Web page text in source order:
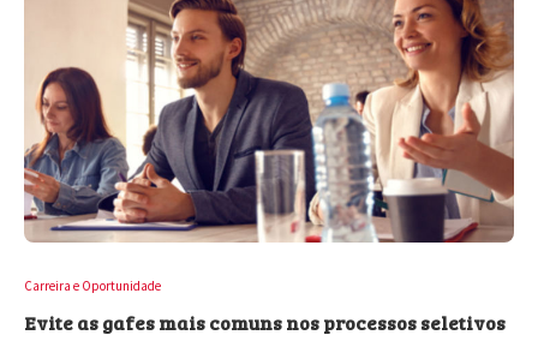
Carreira e Oportunidade
Evite as gafes mais comuns nos processos seletivos